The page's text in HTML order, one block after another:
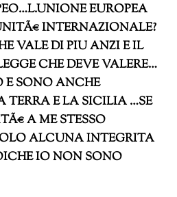
EUROPEA
INTERNAZIONALE?
VALE DI PIU ANZI E IL
CHE DEVE VALERE…
SONO ANCHE
TERRA E LA SICILIA …SE
A ME STESSO
ALCUNA INTEGRITA
IO NON SONO